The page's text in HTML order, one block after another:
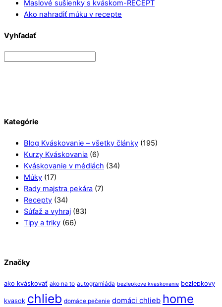
Maslové sušienky s kváskom-RECEPT
Ako nahradiť múku v recepte
Vyhľadať
Kategórie
Blog Kváskovanie – všetky články (195)
Kurzy Kváskovania (6)
Kváskovanie v médiách (34)
Múky (17)
Rady majstra pekára (7)
Recepty (34)
Súťaž a vyhraj (83)
Tipy a triky (66)
Značky
ako kváskovať ako na to autogramiáda bezlepkove kvaskovanie bezlepkovy
kvasok chlieb domáce pečenie domáci chlieb home